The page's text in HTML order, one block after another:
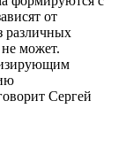
от
различных
может.
Сергей